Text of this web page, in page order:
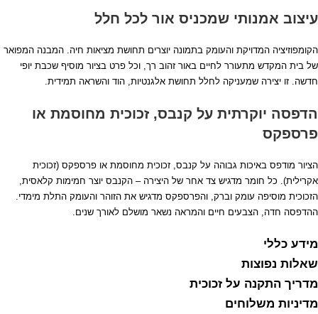
זכוכית
עיצוב אמנותי שמכניס אור לכל חלל
הקומפוזיציה המדויקת והעומק בתמונה יוצרים תחושת מציאות חיה. המבנה המפואר
של בית המקדש מתעורר לחיים באור זהוב רך, וכל פרט בציור מוסיף שכבת יופי
חדשה. זו יצירה שמעניקה לחלל תחושת אלגנטיות, הוד והשראה תמידית.
הדפסה יוקרתית על קנבס, זכוכית מחוסמת או
פרספקס
הציור מודפס באיכות גבוהה על קנבס, זכוכית מחוסמת או פרספקס (זכוכית
אקרילית). כל חומר מדגיש צד אחר של היצירה – הקנבס יוצר חמימות קלאסית,
הזכוכית מוסיפה עומק וברק, והפרספקס מדגיש את הזוהר והעומק התלת מימדי.
ההדפסה חדה, הצבעים חיים והמראה נשאר מושלם לאורך שנים.
מידע כללי
שאלות נפוצות
מדריך התקנה על זכוכית
מדיניות משלוחים